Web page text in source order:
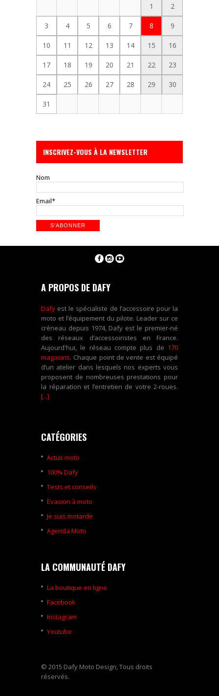
1 2
3 4 5 6 7 8 9
10 11 12 13 14 15 16
17 18 19 20 21 22 23
24 25 26 27 28 29 30
31
INSCRIVEZ-VOUS À LA NEWSLETTER
Nom
Email*
A PROPOS DE DAFY
Dafy est le spécialiste de l’accessoire pour la
moto et l’équipement du pilote. Leader sur ce
créneau depuis 1974, Dafy est le premier-né
des réseaux d’accessoiristes en France.
Aujourd'hui, le réseau compte plus de 170
magasins. Chaque point de vente est équipé
d’un atelier dans lesquels nos experts vous
proposent de nombreuses prestations pour
la réparation et l’entretien de votre 2-roues.
[...]
CATÉGORIES
Actus moto
100% Dafy
Tests et conseils
Evasion à moto
Je suis motarde
Agenda Moto
LA COMMUNAUTÉ DAFY
La boutique en ligne
Facebook
Instagram
Youtube
© 2015 Dafy Moto Design, Tous droits
réservés.